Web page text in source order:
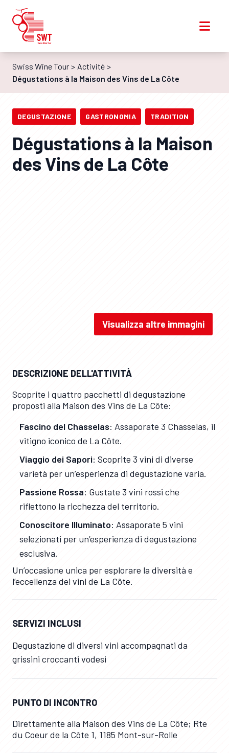
Swiss Wine Tour
Activité
Dégustations à la Maison des Vins de La Côte
DEGUSTAZIONE GASTRONOMIA TRADITION
Dégustations à la Maison
des Vins de La Côte
Visualizza altre immagini
DESCRIZIONE DELL'ATTIVITÀ
Scoprite i quattro pacchetti di degustazione
proposti alla Maison des Vins de La Côte:
Fascino del Chasselas: Assaporate 3 Chasselas, il
vitigno iconico de La Côte.
Viaggio dei Sapori: Scoprite 3 vini di diverse
varietà per un’esperienza di degustazione varia.
Passione Rossa: Gustate 3 vini rossi che
riflettono la ricchezza del territorio.
Conoscitore Illuminato: Assaporate 5 vini
selezionati per un’esperienza di degustazione
esclusiva.
Un’occasione unica per esplorare la diversità e
l’eccellenza dei vini de La Côte.
SERVIZI INCLUSI
Degustazione di diversi vini accompagnati da
grissini croccanti vodesi
PUNTO DI INCONTRO
Direttamente alla Maison des Vins de La Côte; Rte
du Coeur de la Côte 1, 1185 Mont-sur-Rolle